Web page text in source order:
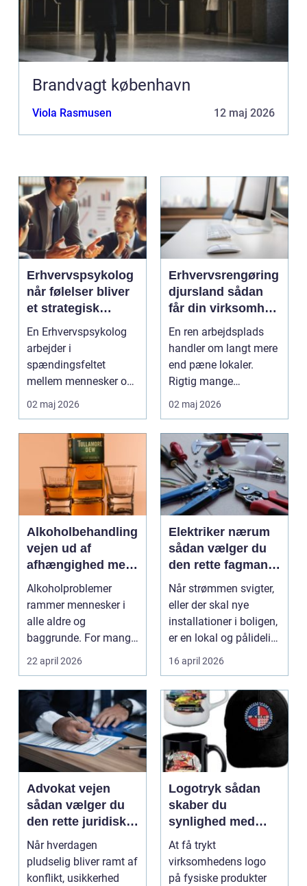
Brandvagt københavn
Viola Rasmusen 12 maj 2026
Erhvervspsykolog
når følelser bliver
et strategisk
værktøj i
arbejdslivet
En Erhvervspsykolog
arbejder i
spændingsfeltet
mellem mennesker og
forretning. Fokus er
ikke kun på ...
02 maj 2026
Erhvervsrengøring
djursland sådan
får din virksomhed
mest muligt ud af
rengøringen
En ren arbejdsplads
handler om langt mere
end pæne lokaler.
Rigtig mange
virksomheder på
Djursland o...
02 maj 2026
Alkoholbehandling
vejen ud af
afhængighed med
professionel støtte
Alkoholproblemer
rammer mennesker i
alle aldre og
baggrunde. For mange
starter det med
hyggedrik på ...
22 april 2026
Elektriker nærum
sådan vælger du
den rette fagmand
til dine el-opgaver
Når strømmen svigter,
eller der skal nye
installationer i boligen,
er en lokal og pålidelig
elektrik...
16 april 2026
Advokat vejen
sådan vælger du
den rette juridiske
hjælp lokalt
Når hverdagen
pludselig bliver ramt af
konflikt, usikkerhed
Logotryk sådan
skaber du
synlighed med
simple midler
At få trykt
virksomhedens logo
på fysiske produkter